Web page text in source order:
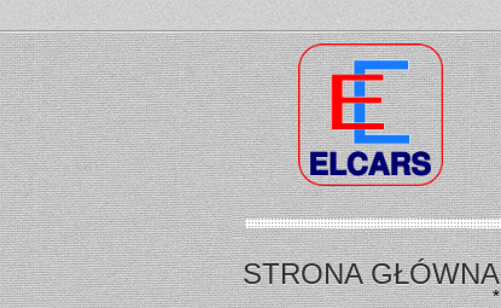
STRONA GŁÓWNA
*